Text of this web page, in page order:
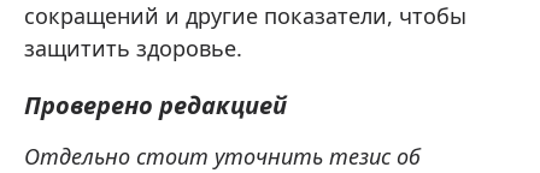
сокращений и другие показатели, чтобы
защитить здоровье.
Проверено редакцией
Отдельно стоит уточнить тезис об